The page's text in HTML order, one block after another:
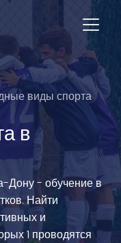
виды спорта
в
Дону - обучение в
Найти
и
1 проводятся